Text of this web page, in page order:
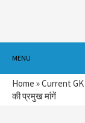
MENU
Home »Current GK
की प्रमुख मांगें